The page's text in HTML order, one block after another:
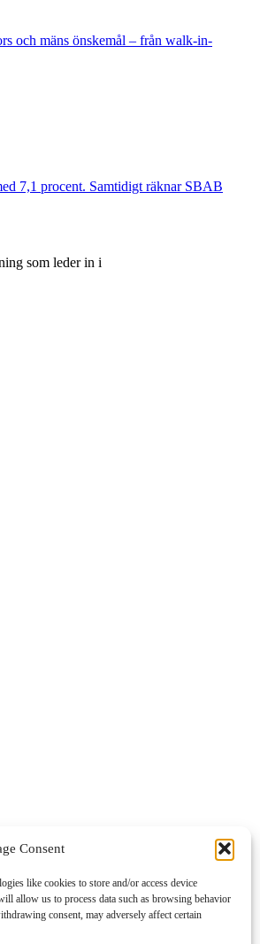
Consent
like cookies to store and/or access device
allow us to process data such as browsing behavior
consent, may adversely affect certain
och mäns önskemål – från walk-in-
7,1 procent. Samtidigt räknar SBAB
som leder in i